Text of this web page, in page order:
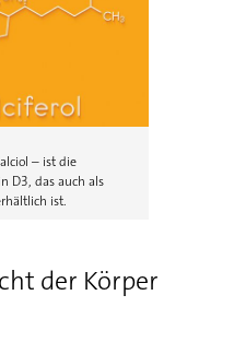
– ist die
D3, das auch als
ist.
der Körper